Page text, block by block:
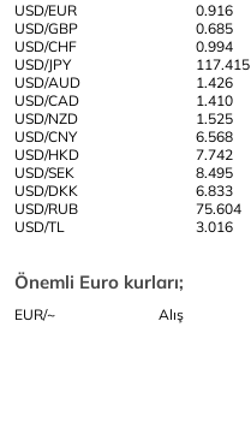
USD/EUR 0.916
USD/GBP
0.685
USD/CHF
0.994
USD/JPY
117.415
USD/AUD
1.426
USD/CAD
1.410
USD/NZD
1.525
USD/CNY
6.568
USD/HKD
7.742
USD/SEK
8.495
USD/DKK
6.833
USD/RUB
75.604
USD/TL
3.016
Önemli Euro kurları;
EUR/~ Alış